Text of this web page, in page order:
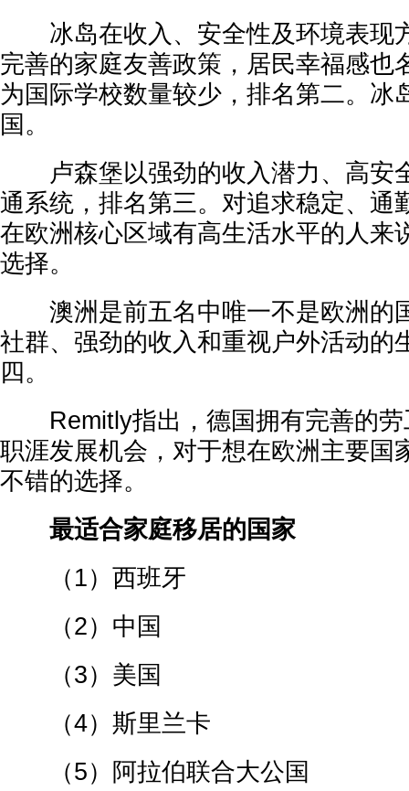
冰岛在收入、安全性及环境表现
完善的家庭友善政策，居民幸福感也
为国际学校数量较少，排名第二。冰
国。
卢森堡以强劲的收入潜力、高安
通系统，排名第三。对追求稳定、通
在欧洲核心区域有高生活水平的人来
选择。
澳洲是前五名中唯一不是欧洲的
社群、强劲的收入和重视户外活动的
四。
Remitly指出，德国拥有完善的劳
职涯发展机会，对于想在欧洲主要国
不错的选择。
最适合家庭移居的国家
（1）西班牙
（2）中国
（3）美国
（4）斯里兰卡
（5）阿拉伯联合大公国